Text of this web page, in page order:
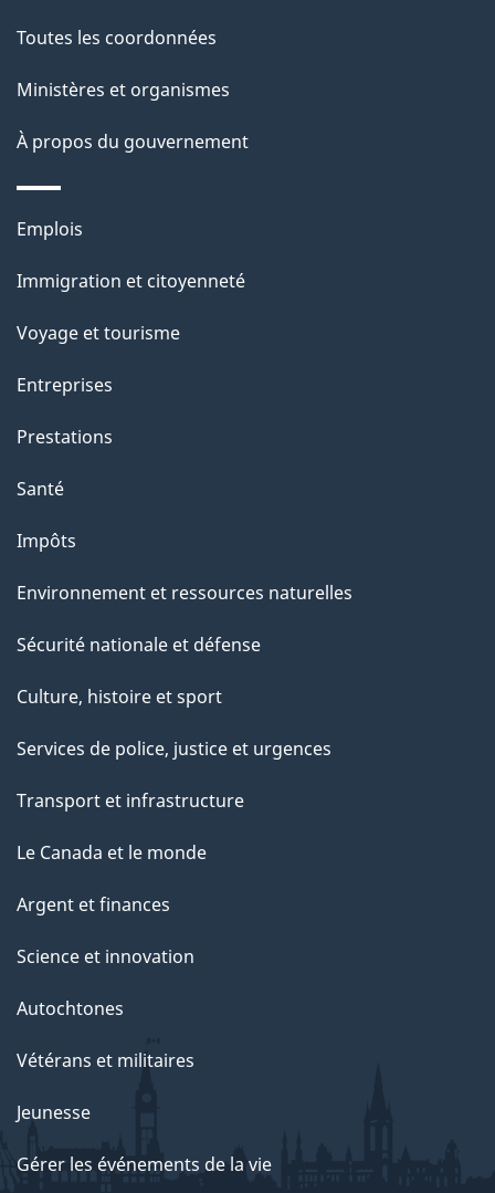
p
a
Toutes les coordonnées
Ministères et organismes
À propos du gouvernement
Thèmes
sujets
Emplois
Immigration et citoyenneté
Voyage et tourisme
Entreprises
Prestations
Santé
Impôts
Environnement et ressources naturelles
Sécurité nationale et défense
Culture, histoire et sport
Services de police, justice et urgences
Transport et infrastructure
Le Canada et le monde
Argent et finances
Science et innovation
Autochtones
Vétérans et militaires
Jeunesse
Gérer les événements de la vie